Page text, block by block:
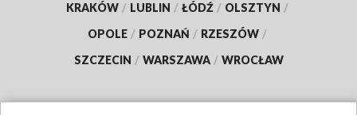
KRAKÓW / LUBLIN / ŁÓDŹ / OLSZTYN /
OPOLE / POZNAŃ / RZESZÓW /
SZCZECIN / WARSZAWA / WROCŁAW